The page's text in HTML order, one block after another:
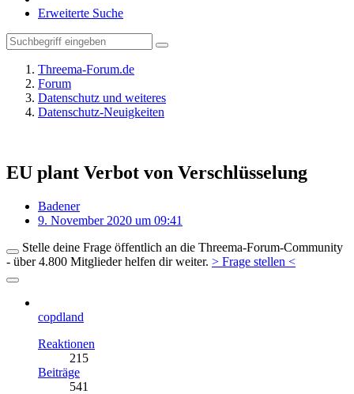
Erweiterte Suche
Threema-Forum.de
Forum
Datenschutz und weiteres
Datenschutz-Neuigkeiten
EU plant Verbot von Verschlüsselung
Badener
9. November 2020 um 09:41
Stelle deine Frage öffentlich an die Threema-Forum-Community
- über 4.800 Mitglieder helfen dir weiter. > Frage stellen <
copdland
Reaktionen
215
Beiträge
541